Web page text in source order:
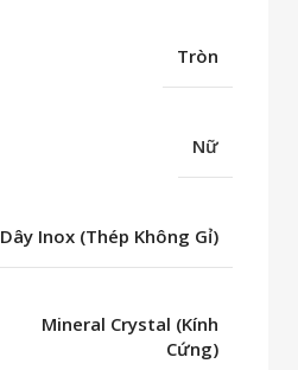
Tròn
Nữ
Dây Inox (Thép Không Gỉ)
Mineral Crystal (Kính
Cứng)